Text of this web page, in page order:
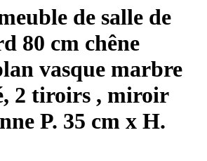
de salle de
80 cm chêne
vasque marbre
2 tiroirs , miroir
P. 35 cm x H.